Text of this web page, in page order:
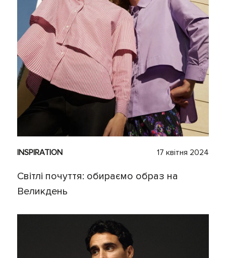
INSPIRATION 17 квітня 2024
Світлі почуття: обираємо образ на
Великдень